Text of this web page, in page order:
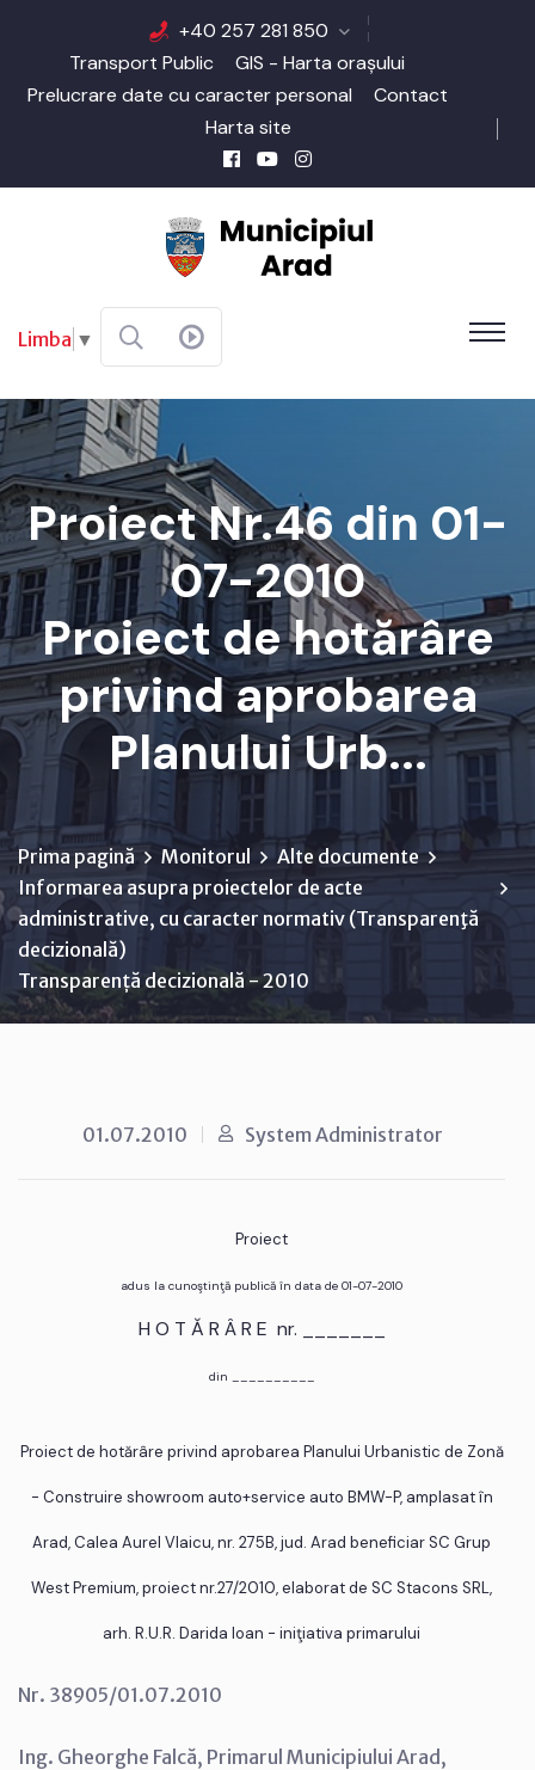
+40 257 281 850
Transport Public
GIS - Harta orașului
Prelucrare date cu caracter personal
Contact
Harta site
Limba ▼
Proiect Nr.46 din 01-
07-2010
Proiect de hotărâre
privind aprobarea
Planului Urb...
Prima pagină Monitorul
Alte documente
Informarea asupra proiectelor de acte
administrative, cu caracter normativ (Transparenţă
decizională)
Transparență decizională - 2010
01.07.2010 System Administrator
Proiect
adus la cunoştinţă publică în data de 01-07-2010
H O T Ă R Â R E nr. _______
din __________
Proiect de hotărâre privind aprobarea Planului Urbanistic de Zonă
- Construire showroom auto+service auto BMW-P, amplasat în
Arad, Calea Aurel Vlaicu, nr. 275B, jud. Arad beneficiar SC Grup
West Premium, proiect nr.27/2010, elaborat de SC Stacons SRL,
arh. R.U.R. Darida Ioan - iniţiativa primarului
Nr. 38905/01.07.2010
Ing. Gheorghe Falcă, Primarul Municipiului Arad,